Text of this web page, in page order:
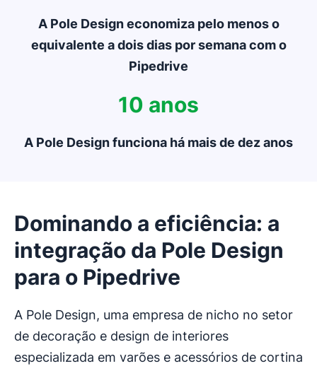
A Pole Design economiza pelo menos o
equivalente a dois dias por semana com o
Pipedrive
10 anos
A Pole Design funciona há mais de dez anos
Dominando a eficiência: a
integração da Pole Design
para o Pipedrive
A Pole Design, uma empresa de nicho no setor
de decoração e design de interiores
especializada em varões e acessórios de cortina